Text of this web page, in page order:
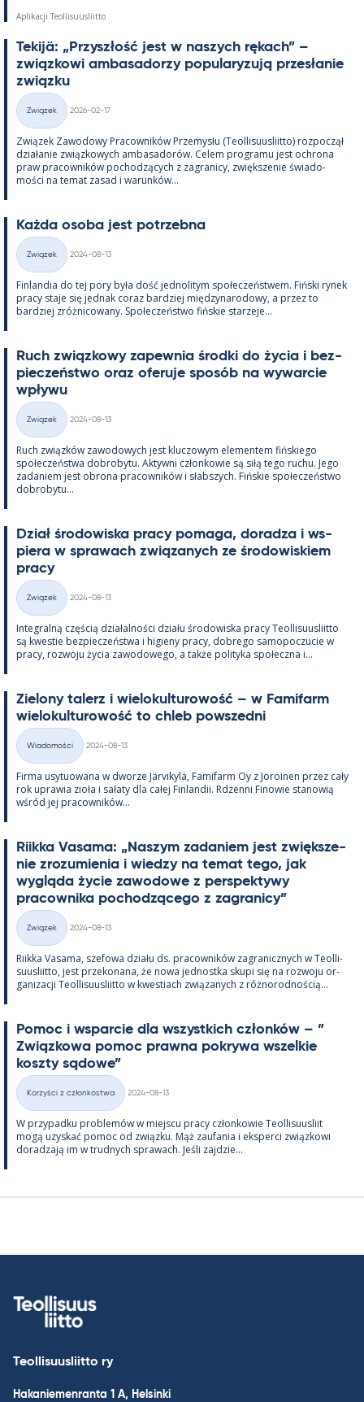
Aplikacji Teollisuusliitto
Te­kijä: „Przyszłość jest w naszych rę­kach” –
związ­kowi am­ba­sa­dorzy po­pu­la­ryzują przesła­nie
związku
Kategorie
Związek
2026-02-17
Związek Zawo­dowy Pracow­ników Prze­mysłu (Teol­li­suus­liitto) roz­począł
działa­nie związ­kowych am­ba­sa­dorów. Ce­lem pro­gramu jest ochrona
praw pracow­ników poc­hodzących z za­gra­nicy, zwiększe­nie świa­do­
mości na te­mat za­sad i wa­runków...
Każda osoba jest potrzebna
Kategorie
Związek
2024-08-13
Fin­lan­dia do tej pory była dość jed­no­li­tym społeczeństwem. Fiński ry­nek
pracy staje się jed­nak co­raz bardziej między­na­ro­dowy, a przez to
bardziej zróż­nicowany. Społeczeństwo fińs­kie starzeje...
Ruch związ­kowy za­pew­nia środki do życia i bez­
pieczeństwo oraz ofe­ruje sposób na wywarcie
wpływu
Kategorie
Związek
2024-08-13
Ruch związków zawo­dowych jest kluczowym ele­men­tem fińs­kiego
społeczeństwa do­bro­bytu. Ak­tywni człon­kowie są siłą tego ruchu. Jego
za­da­niem jest obrona pracow­ników i słabszych. Fińs­kie społeczeństwo
do­bro­bytu...
Dział śro­dowiska pracy po­maga, do­radza i ws­
piera w sprawach związa­nych ze śro­dowis­kiem
pracy
Kategorie
Związek
2024-08-13
In­te­gralną częścią działal­ności działu śro­dowiska pracy Teol­li­suus­liitto
są kwes­tie bez­pieczeństwa i hi­gieny pracy, dobrego sa­mo­poczucie w
pracy, rozwoju życia zawo­dowego, a także po­li­tyka społeczna i...
Zie­lony ta­lerz i wie­lo­kul­tu­rowość – w Fa­mi­farm
wie­lo­kul­tu­rowość to ch­leb powszedni
Kategorie
Wiadomości
2024-08-13
Firma usy­tuowana w dworze Jär­vi­kylä, Fa­mi­farm Oy z Jo­roi­nen przez cały
rok uprawia zioła i sałaty dla całej Fin­lan­dii. Rdzenni Fi­nowie sta­nowią
wśród jej pracow­ników...
Riikka Va­sama: „Naszym za­da­niem jest zwiększe­
nie zrozu­mie­nia i wiedzy na te­mat tego, jak
wygląda życie zawo­dowe z pers­pek­tywy
pracow­nika poc­hodzącego z za­gra­nicy”
Kategorie
Związek
2024-08-13
Riikka Va­sama, sze­fowa działu ds. pracow­ników za­gra­nicz­nych w Teol­li­
suus­liitto, jest prze­ko­nana, że nowa jed­nostka skupi się na rozwoju or­
ga­nizacji Teol­li­suus­liitto w kwes­tiach związa­nych z róż­no­rod­nością...
Po­moc i ws­parcie dla wszyst­kich członków – ”
Związ­kowa po­moc prawna pok­rywa wszel­kie
koszty są­dowe”
Kategorie
Korzyści z członkostwa
2024-08-13
W przy­padku problemów w miejscu pracy człon­kowie Teol­li­suus­liit
mogą uzys­kać po­moc od związku. Mąż zau­fa­nia i eks­perci związ­kowi
do­radzają im w trud­nych sprawach. Jeśli zajdzie...
Teollisuusliitto ry
Hakaniemenranta 1 A, Helsinki